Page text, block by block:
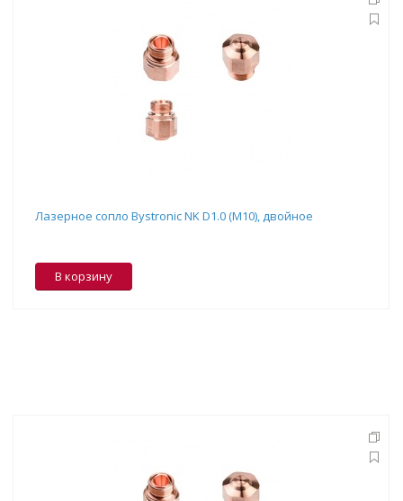
Лазерное сопло Bystronic NK D1.0 (M10), двойное
В корзину